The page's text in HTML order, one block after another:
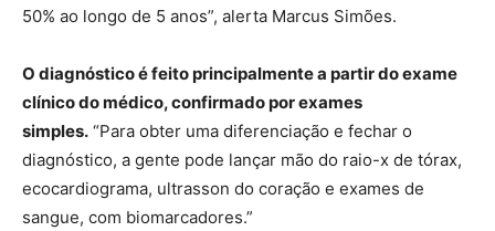
50% ao longo de 5 anos”, alerta Marcus Simões.
O diagnóstico é feito principalmente a partir do exame
clínico do médico, confirmado por exames
simples. “Para obter uma diferenciação e fechar o
diagnóstico, a gente pode lançar mão do raio-x de tórax,
ecocardiograma, ultrasson do coração e exames de
sangue, com biomarcadores.”